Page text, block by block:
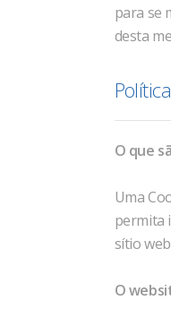
para se
desta
O que
Uma
permita
sítio
O